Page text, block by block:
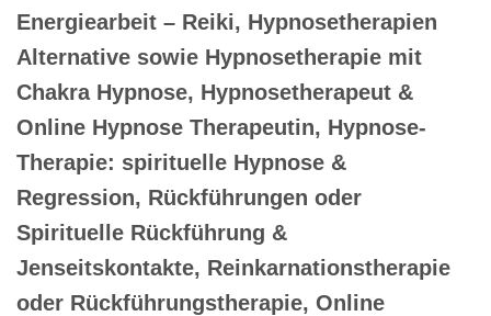
Energiearbeit – Reiki, Hypnosetherapien
Alternative sowie Hypnosetherapie mit
Chakra Hypnose, Hypnosetherapeut &
Online Hypnose Therapeutin, Hypnose-
Therapie: spirituelle Hypnose &
Regression, Rückführungen oder
Spirituelle Rückführung &
Jenseitskontakte, Reinkarnationstherapie
oder Rückführungstherapie, Online